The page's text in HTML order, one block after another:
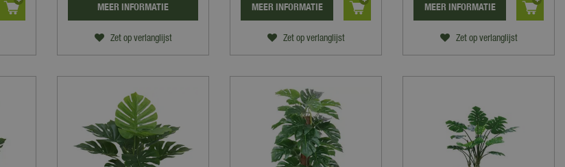
Zet op verlanglijst
MEER INFORMATIE
Zet op verlanglijst
MEER INFORMATIE
Zet op verlanglijst
MEER INFORMATIE